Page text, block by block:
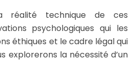
réalité technique de ces
psychologiques qui les
éthiques et le cadre légal qui
explorerons la nécessité d’un